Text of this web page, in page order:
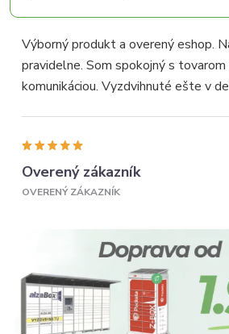
Výborný produkt a overený eshop.
pravidelne. Som spokojný s tovarom
komunikáciou. Vyzdvihnuté ešte v
Overený zákazník
OVERENÝ ZÁKAZNÍK